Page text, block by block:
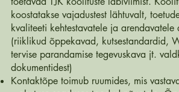
koostatakse vajadustest lähtuvalt,
kvaliteeti kehtestavatele ja arendavatele
(riiklikud õppekavad, kutsestandardid,
tervise parandamise tegevuskava jt.
dokumentidest)
Kontaktõpe toimub ruumides, mis